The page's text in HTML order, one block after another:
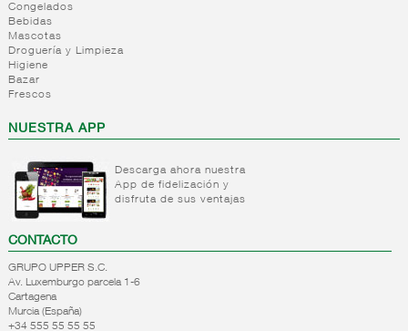
EJEMPLO
Platos
pasta
deshidratados
Otros
platos
deshidratados
Platos
preparados
Platos
preparados
base
Platos
base
carne
Platos
base
pasta
Platos
preparados
base
Salsas
refrigeradas
+
refrigeradas
frias
Salsa
refrigeradas
cocina
refrigerados
refrigerados
frios
Platos
tortillas
Patatas
preparadas
Platos
refrigerados
Congelados
Bebidas
Mascotas
Droguería y Limpieza
Higiene
Bazar
Frescos
NUESTRA APP
Descarga ahora nuestra
App de fidelización y
disfruta de sus ventajas
CONTACTO
GRUPO UPPER S.C.
Av. Luxemburgo parcela 1-6
Cartagena
Murcia (España)
+34 555 55 55 55